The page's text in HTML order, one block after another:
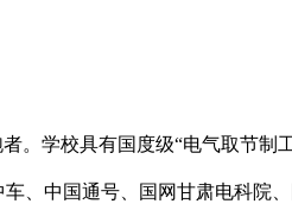
学校具有国度级“电气取节制
、中国通号、国网甘肃电科院